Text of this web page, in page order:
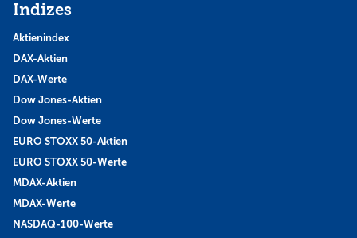
Indizes
Aktienindex
DAX-Aktien
DAX-Werte
Dow Jones-Aktien
Dow Jones-Werte
EURO STOXX 50-Aktien
EURO STOXX 50-Werte
MDAX-Aktien
MDAX-Werte
NASDAQ-100-Werte